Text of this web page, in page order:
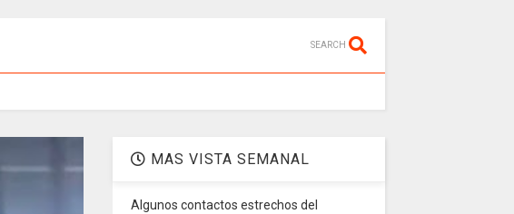
SEARCH
MAS VISTA SEMANAL
Algunos contactos estrechos del